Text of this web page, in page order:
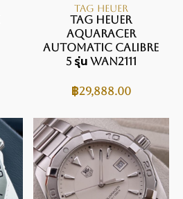
TAG HEUER
TAG Heuer
Aquaracer
Automatic Calibre
5 รุ่น WAN2111
฿29,888.00